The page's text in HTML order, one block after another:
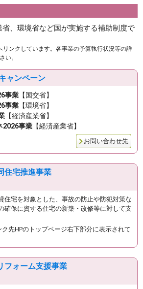
、環境省など国が実施する補助制度で
リンクしています。各事業の予算執行状況等の詳
い。
ャンペーン
事業 【国交省】
事業 【環境省】
【経済産業省】
2026事業 【経済産業省】
お問い合わせ先
住宅推進事業
住宅を対象とした、事故の防止や防犯対策な
確保に資する住宅の新築・改修等に対して支
先HPのトップページ右下部分に表示されて
フォーム支援事業